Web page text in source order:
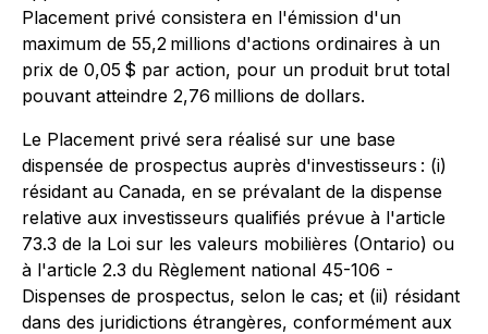
Placement privé consistera en l'émission d'un
maximum de 55,2 millions d'actions ordinaires à un
prix de 0,05 $ par action, pour un produit brut total
pouvant atteindre 2,76 millions de dollars.
Le Placement privé sera réalisé sur une base
dispensée de prospectus auprès d'investisseurs : (i)
résidant au Canada, en se prévalant de la dispense
relative aux investisseurs qualifiés prévue à l'article
73.3 de la Loi sur les valeurs mobilières (Ontario) ou
à l'article 2.3 du Règlement national 45-106 -
Dispenses de prospectus, selon le cas; et (ii) résidant
dans des juridictions étrangères, conformément aux